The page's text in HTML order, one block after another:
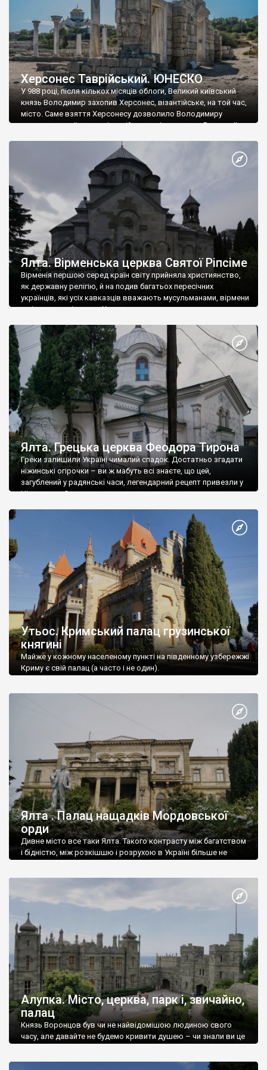
Херсонес Таврійський. ЮНЕСКО
У 988 році, після кількох місяців облоги, Великий київський
князь Володимир захопив Херсонес, візантійське, на той час,
місто. Саме взяття Херсонесу дозволило Володимиру
диктувати свої умови візантійському імператору Василю ІІ, та
Херсонесі Володимир-язичник, став Василем-християнином.
А потім було Хрещення Русі. На честь Херсонесу Таврійського
Ялта. Вірменська церква Святої Ріпсіме
Вірменія першою серед країн світу прийняла християнство,
як державну релігію, й на подив багатьох пересічних
українців, які усіх кавказців вважають мусульманами, вірмени
є відданими вірянами Христа
Ялта. Грецька церква Феодора Тирона
Греки залишили Україні чималий спадок. Достатньо згадати
ніжинські огірочки – ви ж мабуть всі знаєте, що цей,
загублений у радянські часи, легендарний рецепт привезли у
Ніжин греки?
Утьос. Кримський палац грузинської
княгині
Майже у кожному населеному пункті на південному узбережжі
Криму є свій палац (а часто і не один).
Ялта . Палац нащадків Мордовської
орди
Дивне місто все таки Ялта. Такого контрасту між багатством
і бідністю, між розкішшю і розрухою в Україні більше не
Алупка. Місто, церква, парк і, звичайно,
палац
Князь Воронцов був чи не найвідомішою людиною свого
часу, але давайте не будемо кривити душею – чи знали ви це